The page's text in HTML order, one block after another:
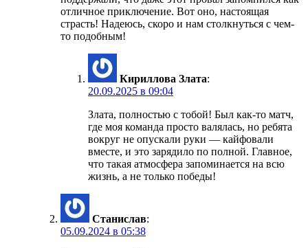
отличное приключение. Вот оно, настоящая
страсть! Надеюсь, скоро и нам столкнуться с чем-
то подобным!
Кириллова Злата:
20.09.2025 в 09:04
Злата, полностью с тобой! Был как-то матч,
где моя команда просто валялась, но ребята
вокруг не опускали руки — кайфовали
вместе, и это зарядило по полной. Главное,
что такая атмосфера запоминается на всю
жизнь, а не только победы!
Станислав:
05.09.2024 в 05:38